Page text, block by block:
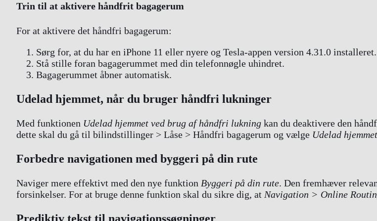
Trin til at aktivere håndfrit bagagerum
For at aktivere det håndfri bagagerum:
Sørg for, at du har en iPhone 11 eller nyere og Tesla-appen version 4.31.0 installeret.
Stå stille foran bagagerummet med din telefonnøgle uhindret.
Bagagerummet åbner automatisk.
Udelad hjemmet, når du bruger håndfri lukninger
Med funktionen Udelad hjemmet ved brug af håndfri lukning kan du deaktivere den
dette skal du gå til bilindstillinger > Låse > Håndfri bagagerum og vælge Udelad hjemmet
Forbedre navigationen med byggeri på din rute
Naviger mere effektivt med den nye funktion Byggeri på din rute. Den fremhæver
forsinkelser. For at bruge denne funktion skal du sikre dig, at Navigation > Online